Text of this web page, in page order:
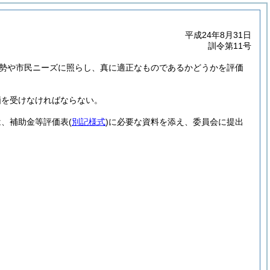
平成24年8月31日
訓令第11号
や市民ニーズに照らし、真に適正なものであるかどうかを評価
受けなければならない。
補助金等評価表(別記様式)に必要な資料を添え、委員会に提出